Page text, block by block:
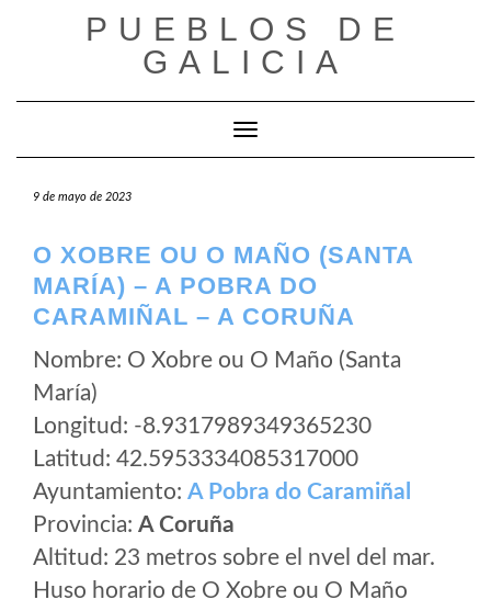
PUEBLOS DE
GALICIA
Cambiar modo de navegación
9 de mayo de 2023
O XOBRE OU O MAÑO (SANTA
MARÍA) – A POBRA DO
CARAMIÑAL – A CORUÑA
Nombre: O Xobre ou O Maño (Santa
María)
Longitud: -8.9317989349365230
Latitud: 42.5953334085317000
Ayuntamiento: A Pobra do Caramiñal
Provincia: A Coruña
Altitud: 23 metros sobre el nvel del mar.
Huso horario de O Xobre ou O Maño